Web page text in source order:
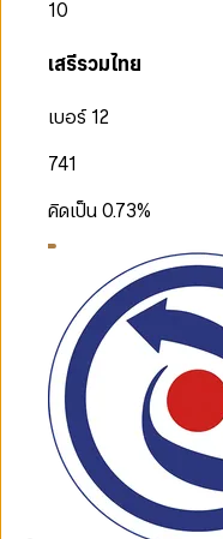
10
เสรีรวมไทย
เบอร์ 12
741
คิดเป็น0.73%